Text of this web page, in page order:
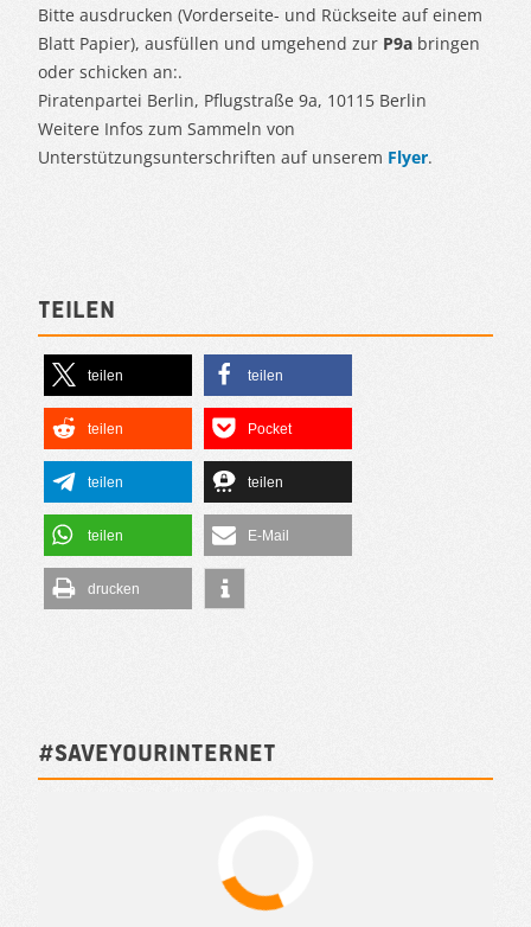
Bitte ausdrucken (Vorderseite- und Rückseite auf einem
Blatt Papier), ausfüllen und umgehend zur P9a bringen
oder schicken an:.
Piratenpartei Berlin, Pflugstraße 9a, 10115 Berlin
Weitere Infos zum Sammeln von
Unterstützungsunterschriften auf unserem Flyer.
Teilen
teilen teilen
teilen Pocket
teilen teilen
teilen E-Mail
drucken
#SAVEYOURINTERNET